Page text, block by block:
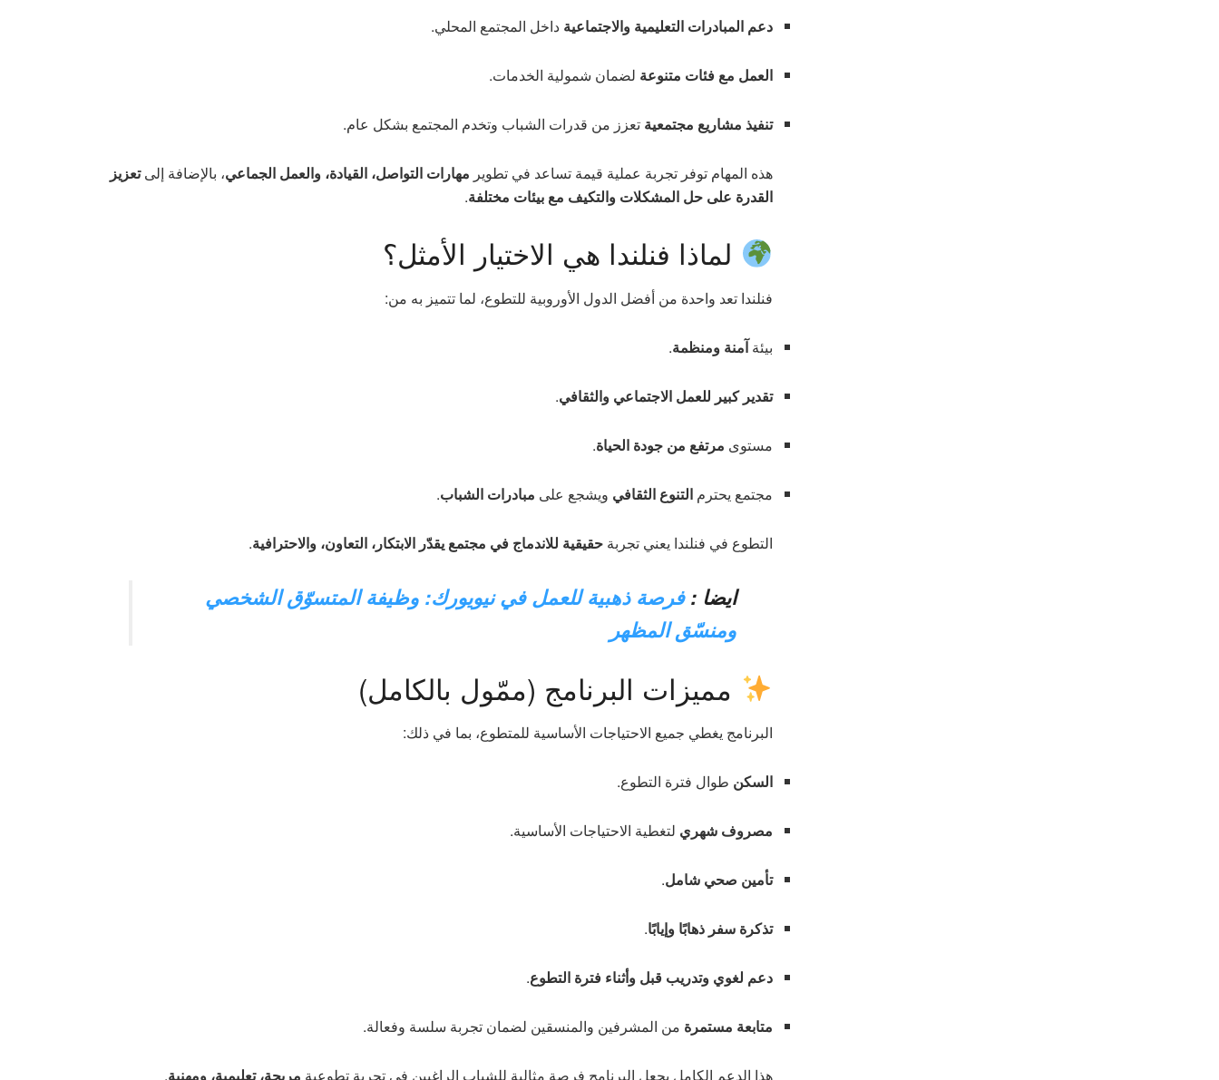
دعم المبادرات التعليمية والاجتماعية داخل المجتمع المحلي.
العمل مع فئات متنوعة لضمان شمولية الخدمات.
تنفيذ مشاريع مجتمعية تعزز من قدرات الشباب وتخدم المجتمع بشكل عام.
هذه المهام توفر تجربة عملية قيمة تساعد في تطوير مهارات التواصل، القيادة، والعمل الجماعي، بالإضافة إلىتعزيز
القدرة على حل المشكلات والتكيف مع بيئات مختلفة.
لماذا فنلندا هي الاختيار الأمثل؟
فنلندا تعد واحدة من أفضل الدول الأوروبية للتطوع، لما تتميز به من:
بيئةآمنة ومنظمة.
تقدير كبير للعمل الاجتماعي والثقافي.
مستوى مرتفع من جودة الحياة.
مجتمع يحترم التنوع الثقافي ويشجع على مبادرات الشباب.
التطوع في فنلندا يعني تجربة حقيقية للاندماج في مجتمع يقدّر الابتكار، التعاون، والاحترافية.
ايضا :فرصة ذهبية للعمل في نيويورك: وظيفة المتسوّق الشخصي
ومنسّق المظهر
مميزات البرنامج (ممّول بالكامل)
البرنامج يغطي جميع الاحتياجات الأساسية للمتطوع، بما في ذلك:
السكن طوال فترة التطوع.
مصروف شهري لتغطية الاحتياجات الأساسية.
تأمين صحي شامل.
تذكرة سفر ذهابًا وإيابًا.
دعم لغوي وتدريب قبل وأثناء فترة التطوع.
متابعة مستمرة من المشرفين والمنسقين لضمان تجربة سلسة وفعالة.
هذا الدعم الكامل يجعل البرنامج فرصة مثالية للشباب الراغبين في تجربة تطوعية مريحة، تعليمية، ومهنية.